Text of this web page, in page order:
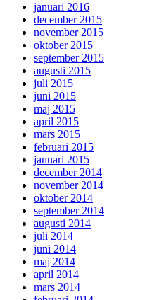
januari 2016
december 2015
november 2015
oktober 2015
september 2015
augusti 2015
juli 2015
juni 2015
maj 2015
april 2015
mars 2015
februari 2015
januari 2015
december 2014
november 2014
oktober 2014
september 2014
augusti 2014
juli 2014
juni 2014
maj 2014
april 2014
mars 2014